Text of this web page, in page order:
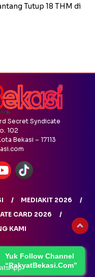
Tutup 18 THM di
Yuk Follow Channel
“RakyatBekasi.Com”
Secret Syndicate
102
Bekasi – 17113
MEDIAKIT 2026
CARD 2026
KAMI
ALL RIGHTS RESERVED